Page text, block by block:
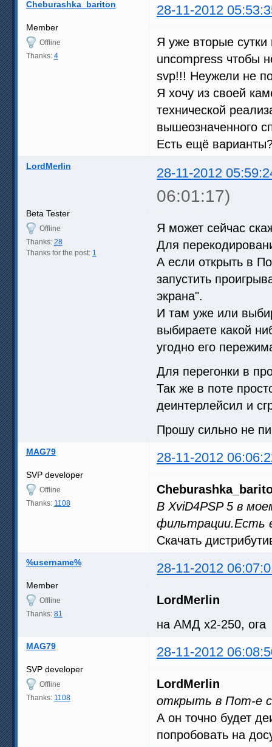
Cheburashka_bariton 28-11-2012
Member
Offline
Thanks: 4
Я уже вторые сутки
uncompress чтобы
svp!!! Неужели не
Я хочу из своей
технической
вышеозначенного
Есть ещё
LordMerlin 28-11-2012
06:01:17)
Beta Tester
Offline
Thanks: 28
Thanks for the post: 1
Я может сейчас
Для
А если открыть в
запустить
экрана".
И там уже или
выбираете какой
угодно его
Для перегонки в
Так же в поте
деинтерлейсил и
Прошу сильно не
MAG79 28-11-2012
SVP developer
Offline
Thanks: 1108
В XviD4PSP 5 в
фильтрации.Есть
Скачать
%username% 28-11-2012
Member
Offline
Thanks: 81
LordMerlin
на АМД х2-250, ога
MAG79 28-11-2012
SVP developer
Offline
Thanks: 1108
LordMerlin
открыть в Пот-е с
А он точно будет
попробовать на